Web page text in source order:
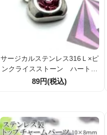
サージカルステンレス316Ｌ×ピ
ンクライスストーン ハート型
トップチャームパーツ（87024
89円(税込)